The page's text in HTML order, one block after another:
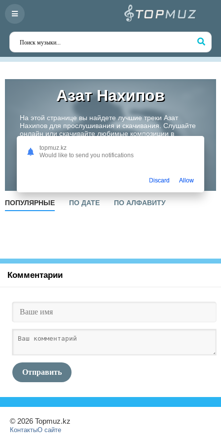
Азат Нахипов
На этой странице вы найдете лучшие треки Азат
Нахипов для прослушивания и скачивания. Слушайте
онлайн или скачивайте любимые композиции в
одного из самых перспективных артистов Казахстана!
ПОПУЛЯРНЫЕ ПО ДАТЕ ПО АЛФАВИТУ
Комментарии
Отправить
© 2026 Topmuz.kz
КонтактыО сайте
topmuz.kz
Would like to send you notifications
Discard Allow